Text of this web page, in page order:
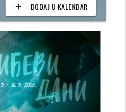
add DODAJ U KALENDAR